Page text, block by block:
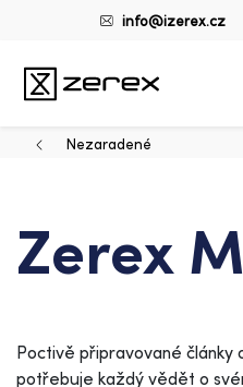
info@izerex.cz
Nezaradené
Zerex
Poctivě připravované články
potřebuje každý vědět o